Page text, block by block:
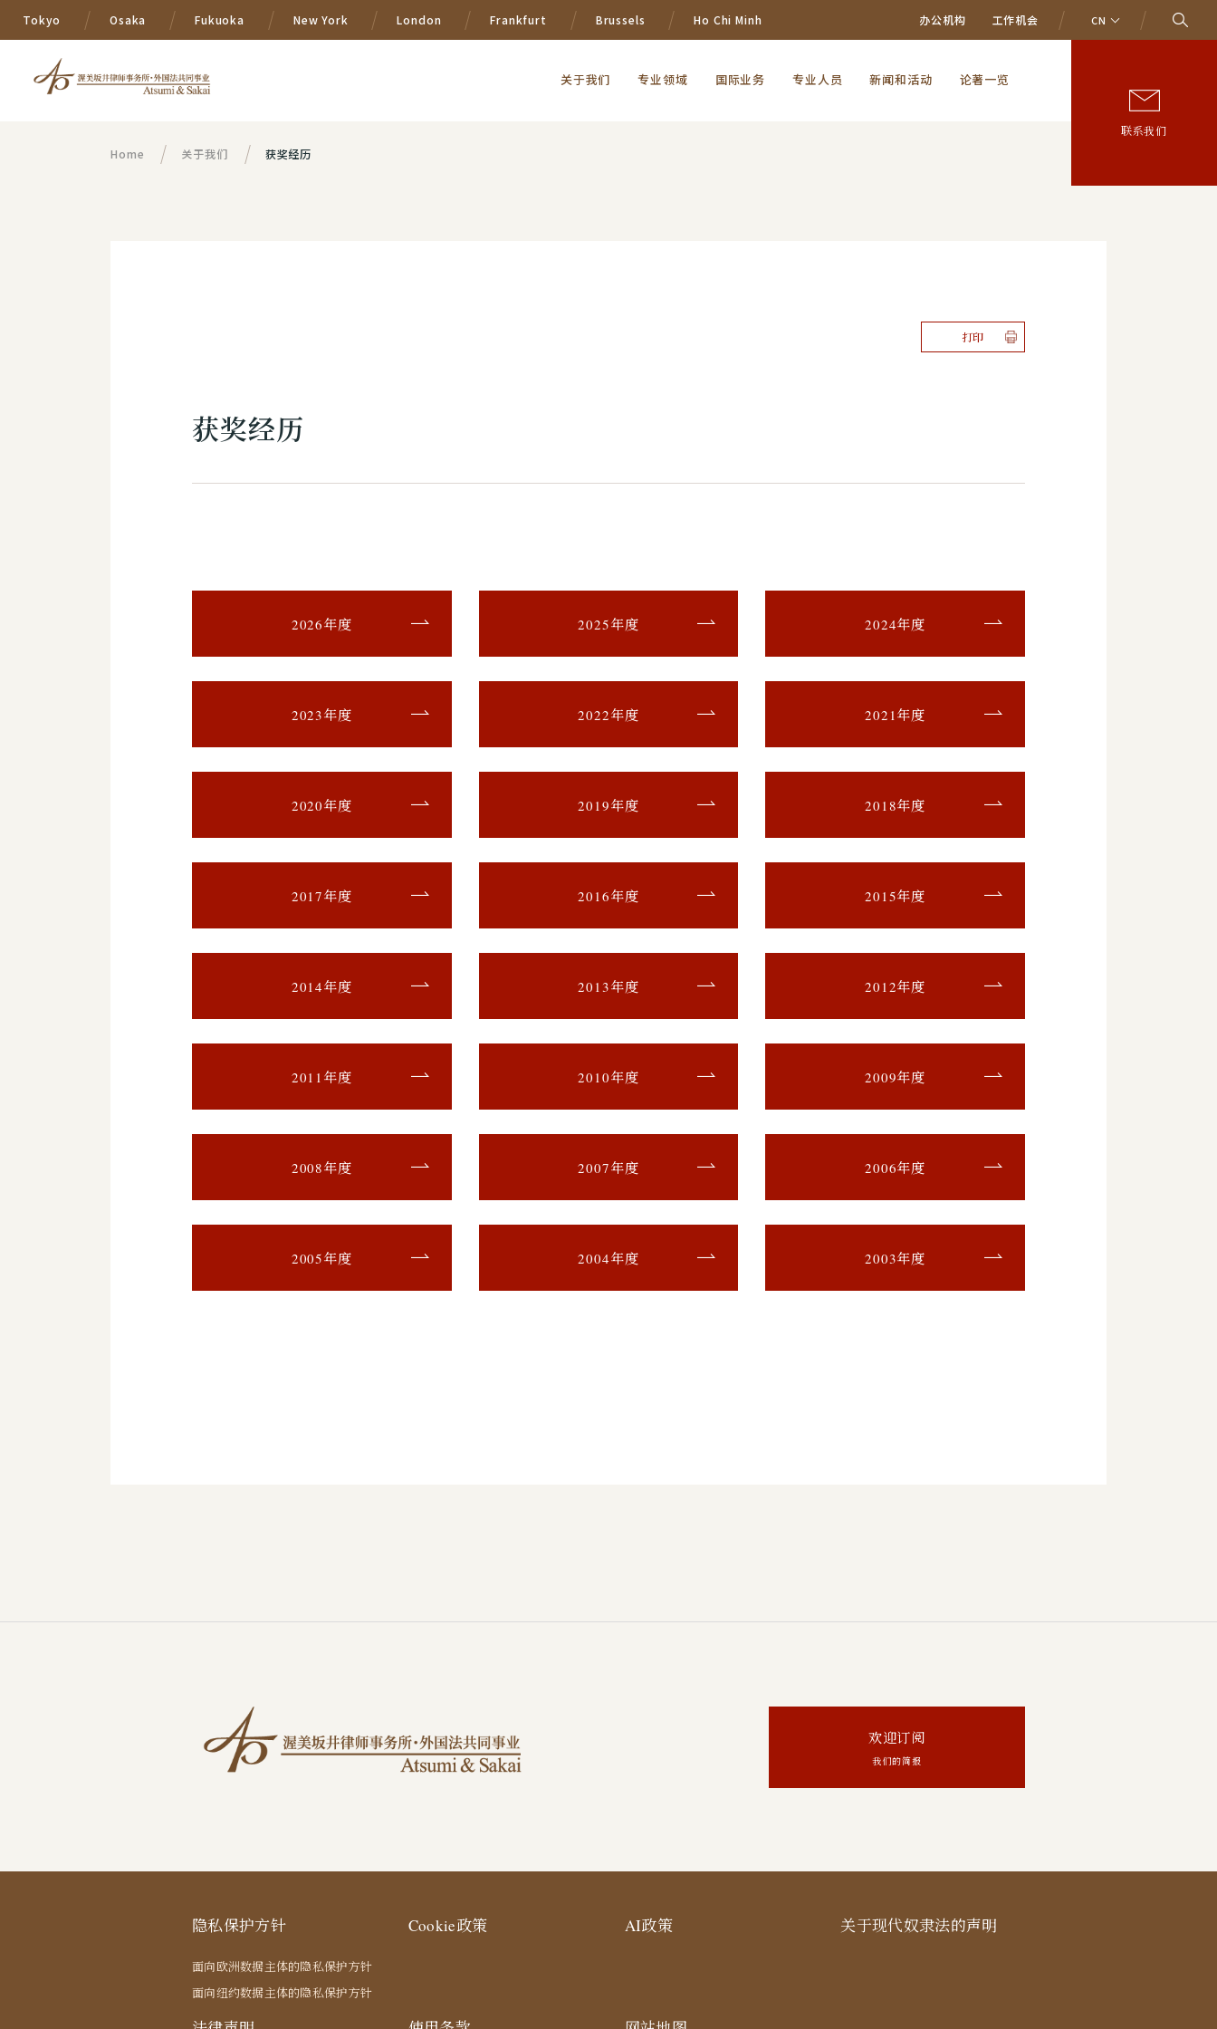
Tokyo Osaka Fukuoka New York London Frankfurt Brussels Ho Chi Minh 办公机构 工作机会 CN
关于我们 专业领域 国际业务 专业人员 新闻和活动 论著一览
联系我们
Home 关于我们 获奖经历
打印
获奖经历
2026年度 2025年度 2024年度
2023年度 2022年度 2021年度
2020年度 2019年度 2018年度
2017年度 2016年度 2015年度
2014年度 2013年度 2012年度
2011年度 2010年度 2009年度
2008年度 2007年度 2006年度
2005年度 2004年度 2003年度
欢迎订阅
我们的简报
隐私保护方针
面向欧洲数据主体的隐私保护方针
面向纽约数据主体的隐私保护方针
Cookie政策 AI政策 关于现代奴隶法的声明